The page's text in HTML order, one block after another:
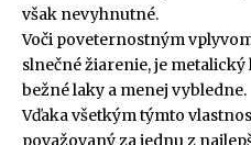
však nevyhnutné.
Voči poveternostným
slnečné žiarenie, je
bežné laky a menej vybledne.
Vďaka všetkým týmto
považovaný za jednu z